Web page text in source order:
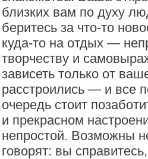
близких вам по духу
беритесь за что-то
куда-то на отдых —
творчеству и
зависеть только от
расстроились — и все
очередь стоит
и прекрасном
непростой. Возможны
говорят: вы